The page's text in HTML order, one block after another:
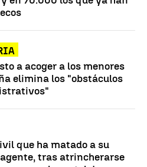
a acoger a los menores
elimina los "obstáculos
que ha matado a su
tras atrincherarse